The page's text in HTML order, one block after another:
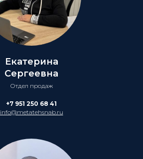
Екатерина
Сергеевна
Отдел продаж
+7 951 250 68 41
info@metatehsnab.ru